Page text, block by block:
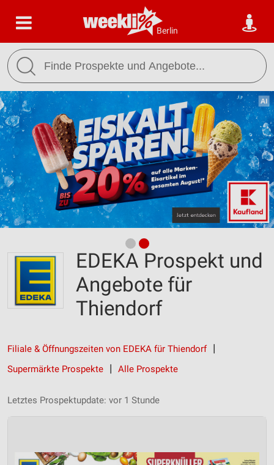
Berlin
EDEKA Prospekt und
Angebote für
Thiendorf
Filiale & Öffnungszeiten von EDEKA für Thiendorf
Supermärkte Prospekte
Alle Prospekte
Letztes Prospektupdate: vor 1 Stunde